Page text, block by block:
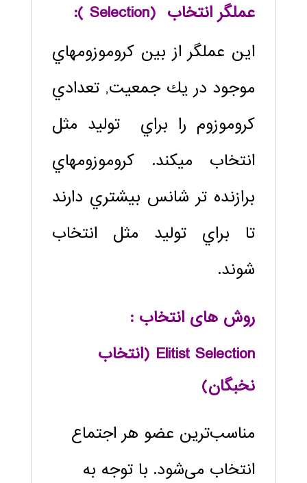
عملگر انتخاب (Selection ):
اين عملگر از بين كروموزوم‏هاي
موجود در يك جمعيت, تعدادي
كروموزوم را براي توليد مثل
انتخاب مي‏كند. كروموزوم‏هاي
برازنده ‏تر شانس بيشتري دارند
تا براي توليد مثل انتخاب
شوند.
روش های انتخاب :
Elitist Selection (انتخاب
نخبگان)
مناسب‌ترین عضو هر اجتماع
انتخاب می‌شود. با توجه به